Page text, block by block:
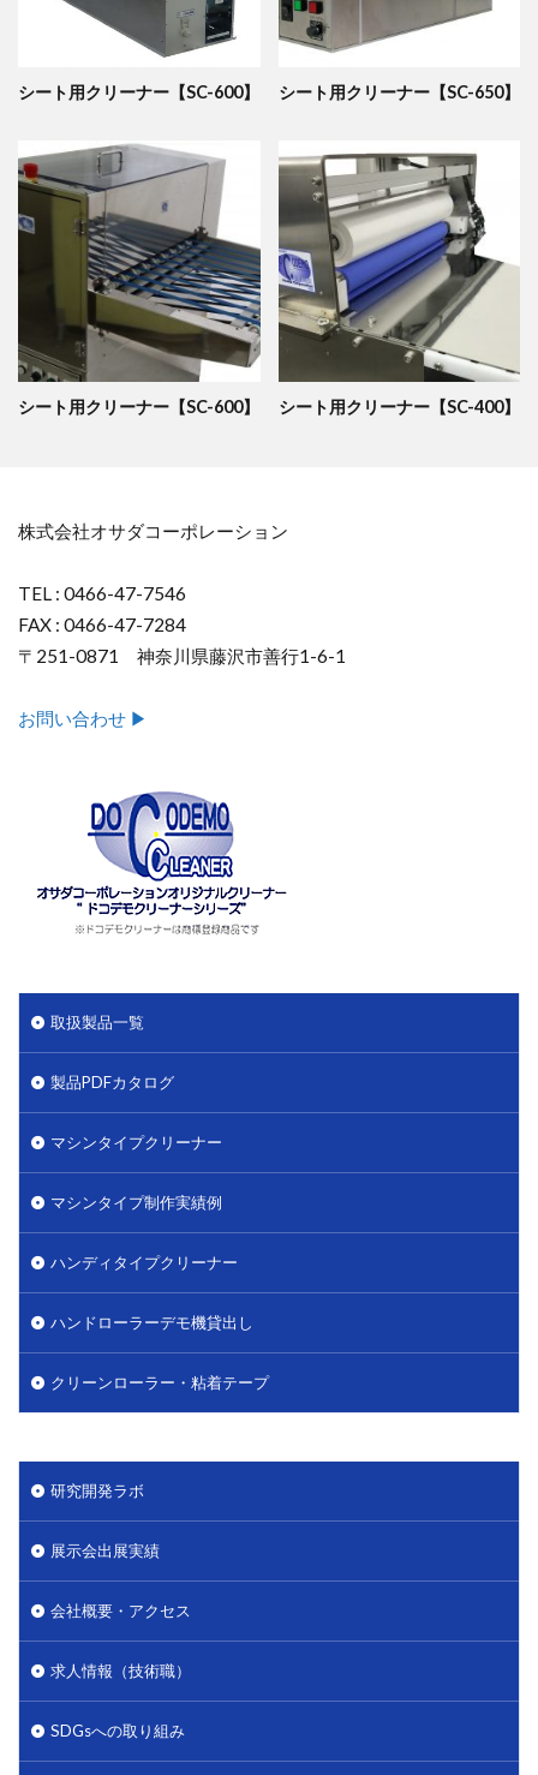
シート用クリーナー【SC-600】 シート用クリーナー【SC-650】
シート用クリーナー【SC-600】 シート用クリーナー【SC-400】
株式会社オサダコーポレーション
TEL : 0466-47-7546
FAX : 0466-47-7284
〒251-0871 神奈川県藤沢市善行1-6-1
お問い合わせ ▶︎
取扱製品一覧
製品PDFカタログ
マシンタイプクリーナー
マシンタイプ制作実績例
ハンディタイプクリーナー
ハンドローラーデモ機貸出し
クリーンローラー・粘着テープ
研究開発ラボ
展示会出展実績
会社概要・アクセス
求人情報（技術職）
SDGsへの取り組み